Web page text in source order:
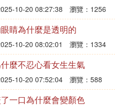
10-20 08:27:38 瀏覽：1256
睛為什麼是透明的
10-20 08:02:01 瀏覽：1334
麼不忍心看女生生氣
10-20 07:52:04 瀏覽：588
一口為什麼會變顏色